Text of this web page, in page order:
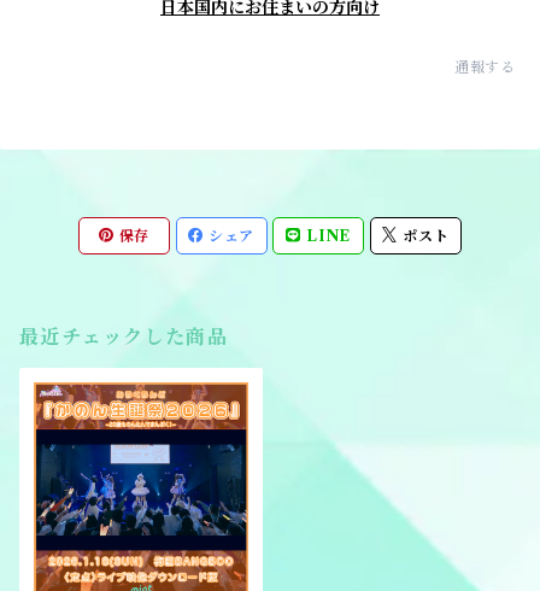
日本国内にお住まいの方向け
通報する
保存 シェア LINE ポスト
最近チェックした商品